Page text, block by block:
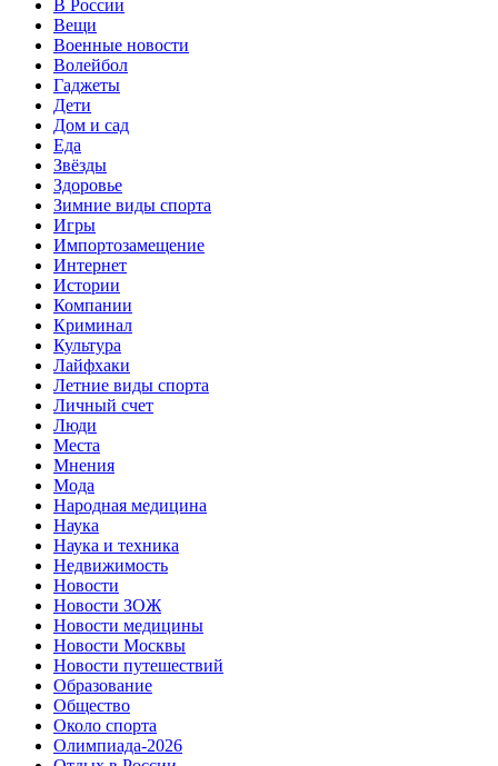
В России
Вещи
Военные новости
Волейбол
Гаджеты
Дети
Дом и сад
Еда
Звёзды
Здоровье
Зимние виды спорта
Игры
Импортозамещение
Интернет
Истории
Компании
Криминал
Культура
Лайфхаки
Летние виды спорта
Личный счет
Люди
Места
Мнения
Мода
Народная медицина
Наука
Наука и техника
Недвижимость
Новости
Новости ЗОЖ
Новости медицины
Новости Москвы
Новости путешествий
Образование
Общество
Около спорта
Олимпиада-2026